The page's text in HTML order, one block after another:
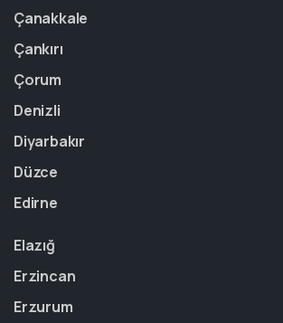
Çanakkale
Çankırı
Çorum
Denizli
Diyarbakır
Düzce
Edirne
Elazığ
Erzincan
Erzurum